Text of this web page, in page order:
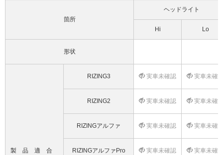
箇所
ヘッドライト
Hi Lo
形状
製品適合
RIZING3 実車未確認 実車未確
RIZING2 実車未確認 実車未確
RIZINGアルファ 実車未確認 実車未確
RIZINGアルファPro 実車未確認 実車未確